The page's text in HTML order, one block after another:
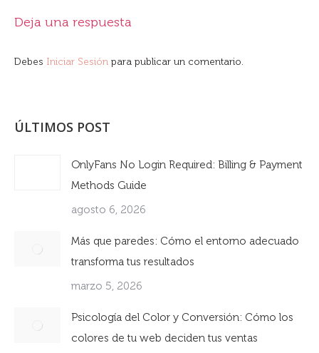
Deja una respuesta
Debes Iniciar Sesión para publicar un comentario.
ÚLTIMOS POST
OnlyFans No Login Required: Billing & Payment
Methods Guide
agosto 6, 2026
Más que paredes: Cómo el entorno adecuado
transforma tus resultados
marzo 5, 2026
Psicología del Color y Conversión: Cómo los
colores de tu web deciden tus ventas